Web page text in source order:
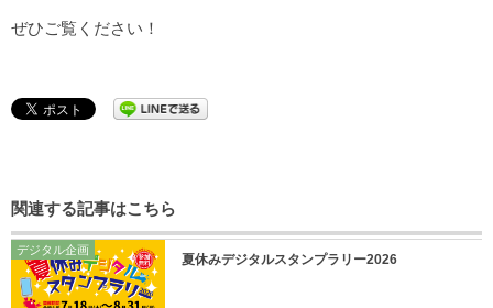
ぜひご覧ください！
関連する記事はこちら
デジタル企画
夏休みデジタルスタンプラリー2026